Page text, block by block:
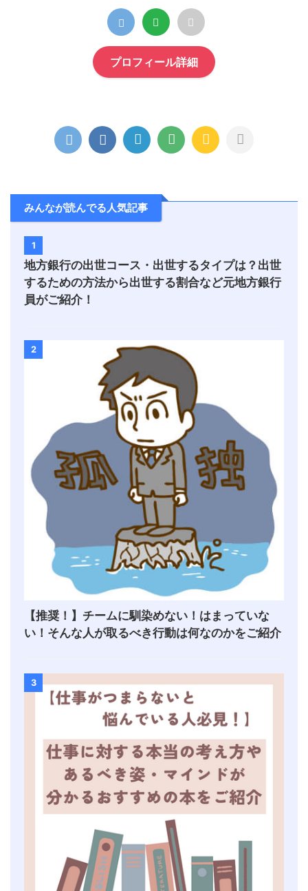
プロフィール詳細
みんなが読んでる人気記事
1
地方銀行の出世コース・出世するタイプは？出世
するための方法から出世する割合など元地方銀行
員がご紹介！
2
【推奨！】チームに馴染めない！はまっていな
い！そんな人が取るべき行動は何なのかをご紹介
3